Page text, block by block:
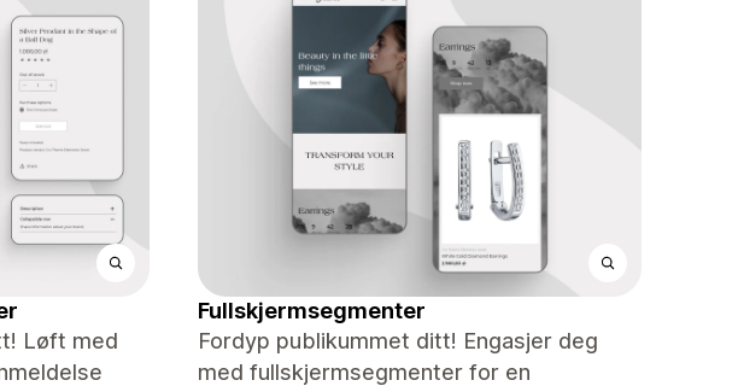
Løft med
Fullskjermsegmenter
Fordyp publikummet ditt! Engasjer deg
med fullskjermsegmenter for en